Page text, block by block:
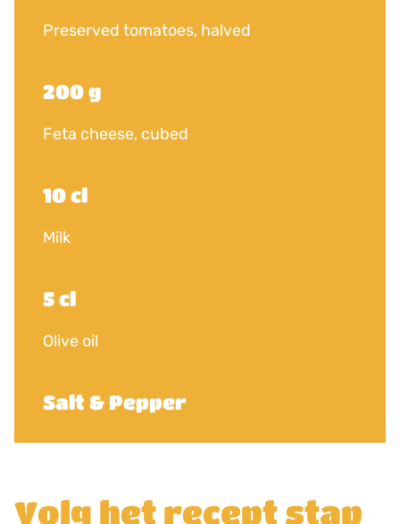
Volg het recept stap
Preserved tomatoes, halved
200 g
Feta cheese, cubed
10 cl
Milk
5 cl
Olive oil
Salt & Pepper